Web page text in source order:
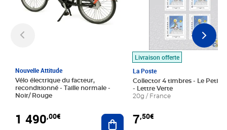
Nouvelle Attitude
Vélo électrique du facteur,
reconditionné - Taille normale -
Noir/ Rouge
1 490,00€ Ajouter au panier
Livraison offerte
La Poste
Collector 4 timbres - Le Petit
- Lettre Verte
20g / France
7,50€